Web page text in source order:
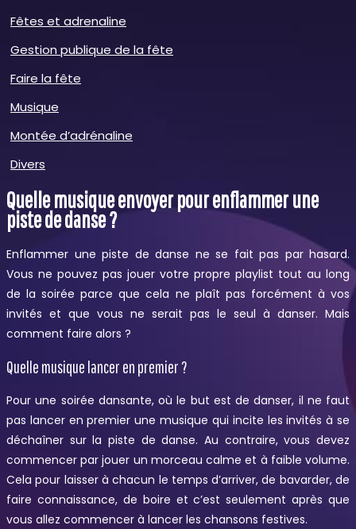
Fêtes et adrenaline
Gestion publique de la fête
Faire la fête
Musique
Montée d’adrénaline
Divers
Quelle musique envoyer pour enflammer une
piste de danse ?
Enflammer une piste de danse ne se fait pas par hasard.
Vous ne pouvez pas jouer votre propre playlist tout au long
de la soirée parce que cela ne plaît pas forcément à vos
invités et que vous ne serait pas le seul à danser. Mais
comment faire alors ?
Quelle musique lancer en premier ?
Pour une soirée dansante, où le but est de danser, il ne faut
pas lancer en premier une musique qui incite les invités à se
déchaîner sur la piste de danse. Au contraire, vous devez
commencer par jouer un morceau calme et à faible volume.
Cela pour laisser à chacun le temps d’arriver, de bavarder, de
faire connaissance, de boire et c’est seulement après que
vous allez commencer à lancer les chansons festives.